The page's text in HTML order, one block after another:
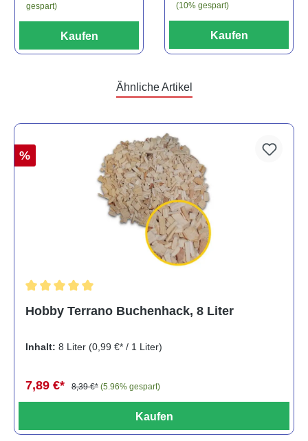
gespart)
Kaufen
(10% gespart)
Kaufen
Ähnliche Artikel
%
Hobby Terrano Buchenhack, 8 Liter
Inhalt: 8 Liter (0,99 €* / 1 Liter)
7,89 €* 8,39 €* (5.96% gespart)
Kaufen